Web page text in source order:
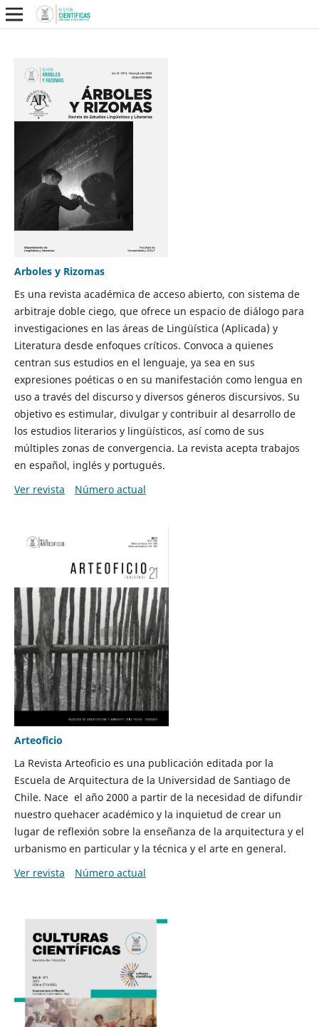
Arboles y Rizomas
Es una revista académica de acceso abierto, con sistema de
arbitraje doble ciego, que ofrece un espacio de diálogo para
investigaciones en las áreas de Lingüística (Aplicada) y
Literatura desde enfoques críticos. Convoca a quienes
centran sus estudios en el lenguaje, ya sea en sus
expresiones poéticas o en su manifestación como lengua en
uso a través del discurso y diversos géneros discursivos. Su
objetivo es estimular, divulgar y contribuir al desarrollo de
los estudios literarios y lingüísticos, así como de sus
múltiples zonas de convergencia. La revista acepta trabajos
en español, inglés y portugués.
Ver revista
Número actual
Arteoficio
La Revista Arteoficio es una publicación editada por la
Escuela de Arquitectura de la Universidad de Santiago de
Chile. Nace el año 2000 a partir de la necesidad de difundir
nuestro quehacer académico y la inquietud de crear un
lugar de reflexión sobre la enseñanza de la arquitectura y el
urbanismo en particular y la técnica y el arte en general.
Ver revista
Número actual